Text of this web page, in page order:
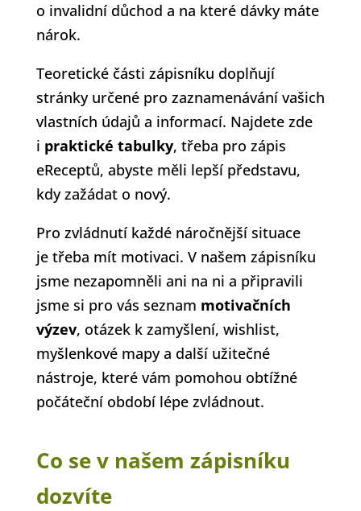
o invalidní důchod a na které dávky máte
nárok.
Teoretické části zápisníku doplňují
stránky určené pro zaznamenávání vašich
vlastních údajů a informací. Najdete zde
i praktické tabulky, třeba pro zápis
eReceptů, abyste měli lepší představu,
kdy zažádat o nový.
Pro zvládnutí každé náročnější situace
je třeba mít motivaci. V našem zápisníku
jsme nezapomněli ani na ni a připravili
jsme si pro vás seznam motivačních
výzev, otázek k zamyšlení, wishlist,
myšlenkové mapy a další užitečné
nástroje, které vám pomohou obtížné
počáteční období lépe zvládnout.
Co se v našem zápisníku
dozvíte